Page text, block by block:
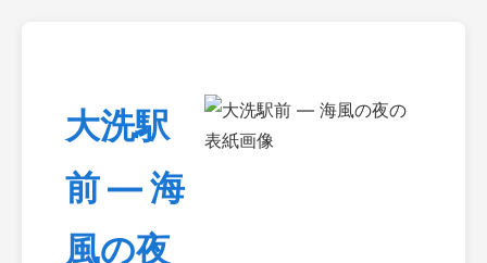
大洗駅
前 ― 海
風の夜